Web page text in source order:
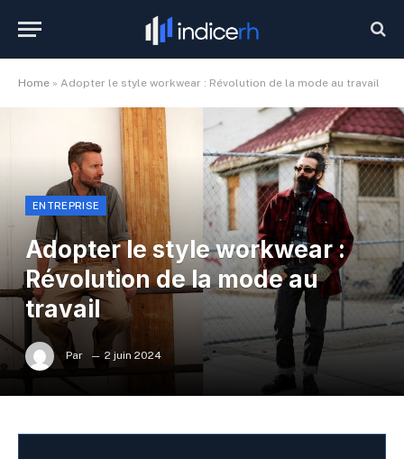
Home » Adopter le style workwear : Révolution de la mode au travail
ENTREPRISE
Adopter le style workwear :
Révolution de la mode au
travail
Par 2 juin 2024